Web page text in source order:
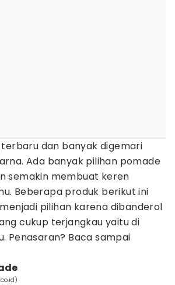
dan banyak digemari
Ada banyak pilihan pomade
semakin membuat keren
Beberapa produk berikut ini
pilihan karena dibanderol
cukup terjangkau yaitu di
Penasaran? Baca sampai